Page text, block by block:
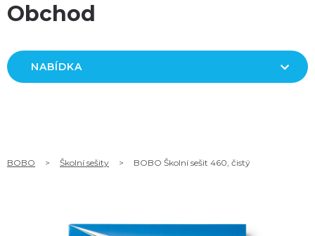
Obchod
NABÍDKA
BOBO > Školní sešity > BOBO Školní sešit 460, čistý